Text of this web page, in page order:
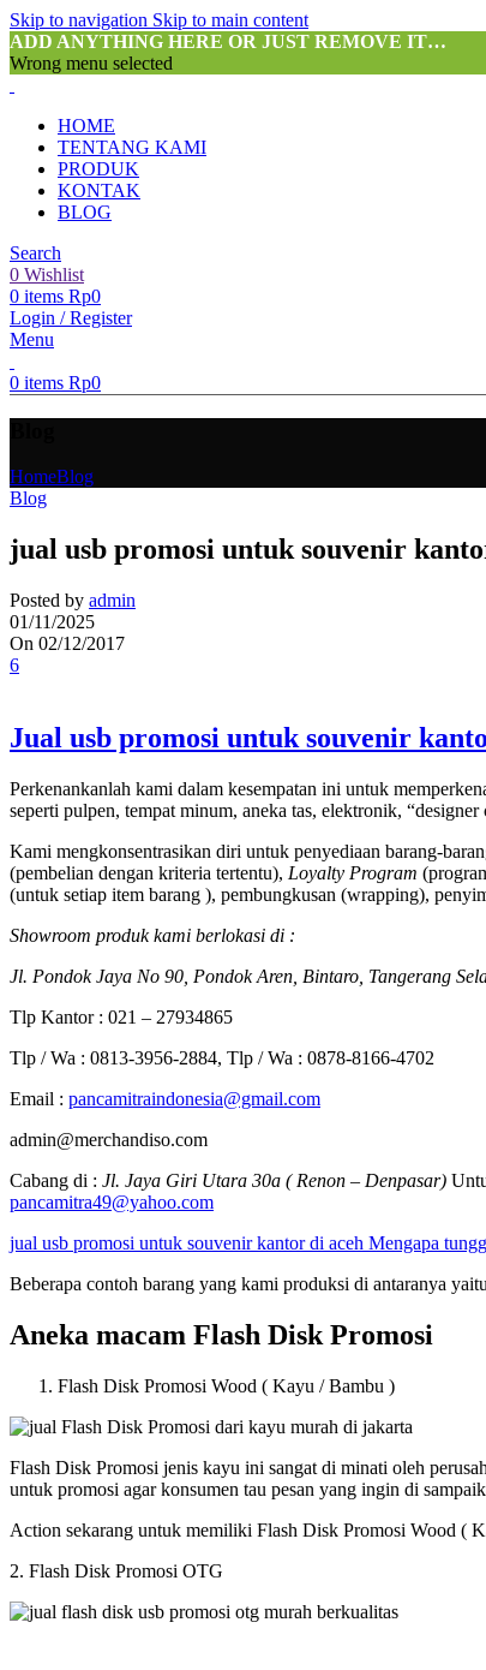
Skip to navigation Skip to main content
ADD ANYTHING HERE OR JUST REMOVE IT…
Wrong menu selected
HOME
TENTANG KAMI
PRODUK
KONTAK
BLOG
Search
0 Wishlist
0 items Rp0
Login / Register
Menu
0 items Rp0
HomeBlog
Blog
jual usb promosi untuk souvenir
Posted by admin
01/11/2025
On 02/12/2017
6
Jual usb promosi untuk souvenir
Perkenankanlah kami dalam kesempatan ini untuk
seperti pulpen, tempat minum, aneka tas, elektronik,
Kami mengkonsentrasikan diri untuk penyediaan barang-
(pembelian dengan kriteria tertentu), Loyalty Program
(untuk setiap item barang ), pembungkusan (wrapping),
Showroom produk kami berlokasi di :
Jl. Pondok Jaya No 90, Pondok Aren, Bintaro, Tangerang
Tlp Kantor : 021 – 27934865
Tlp / Wa : 0813-3956-2884, Tlp / Wa : 0878-8166-4702
Email : pancamitraindonesia@gmail.com
admin@merchandiso.com
Cabang di : Jl. Jaya Giri Utara 30a ( Renon – Denpasar)
pancamitra49@yahoo.com
jual usb promosi untuk souvenir kantor di aceh Mengapa
Beberapa contoh barang yang kami produksi di antaranya
Aneka macam Flash Disk Promosi
Flash Disk Promosi Wood ( Kayu / Bambu )
Flash Disk Promosi jenis kayu ini sangat di minati oleh
untuk promosi agar konsumen tau pesan yang ingin di
Action sekarang untuk memiliki Flash Disk Promosi Wood (
2. Flash Disk Promosi OTG